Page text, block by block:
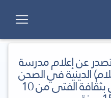
عن إعلام مدرسة
الدينية في الصحن
الحسيني الشريف تعنى بثقافة الفتى من 10